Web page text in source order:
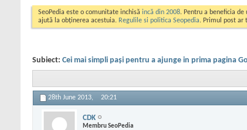
SeoPedia este o comunitate inchisă incă din 2008. Pentru a beneficia
ajută la obținerea acestuia. Regulile si politica Seopedia. Primul post ar
Subiect: Cei mai simpli pași pentru a ajunge in prima pagina
28th June 2013, 20:21
CDK
Membru SeoPedia